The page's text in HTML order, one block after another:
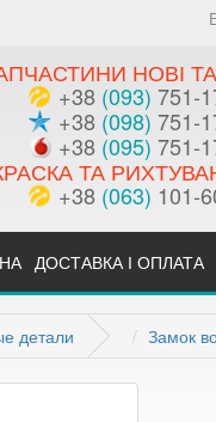
НОВІ
+38 (093) 751-
+38 (098) 751-
+38 (095) 751-
ТА
+38 (063) 101-
ДОСТАВКА І ОПЛАТА
детали Замок